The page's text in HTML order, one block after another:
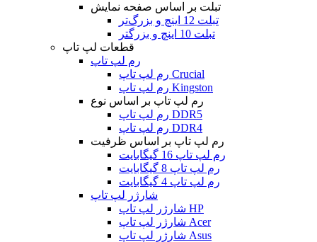
تبلت بر اساس صفحه نمایش
تبلت 12 اینچ و بزرگ‌تر
تبلت 10 اینچ و بزرگتر
قطعات لپ تاپ
رم لپ تاپ
رم لپ تاپ Crucial
رم لپ تاپ Kingston
رم لپ تاپ بر اساس نوع
رم لپ تاپ DDR5
رم لپ تاپ DDR4
رم لپ تاپ بر اساس ظرفیت
رم لپ تاپ 16 گیگابایت
رم لپ تاپ 8 گیگابایت
رم لپ تاپ 4 گیگابایت
شارژر لپ تاپ
شارژر لپ تاپ HP
شارژر لپ تاپ Acer
شارژر لپ تاپ Asus